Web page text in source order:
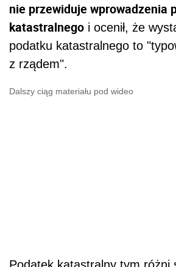
nie przewiduje wprowadzenia
katastralnego i ocenił, że
podatku katastralnego to
z rządem".
Dalszy ciąg materiału pod wideo